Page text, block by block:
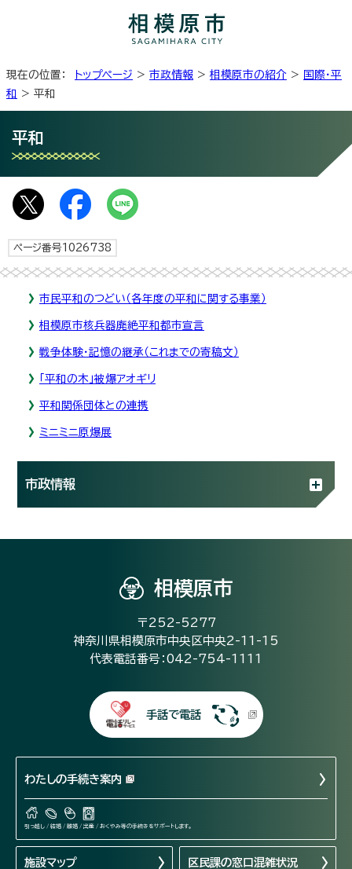
現在の位置： トップページ > 市政情報 > 相模原市の紹介 > 国際・平
和 > 平和
平和
ページ番号1026738
市民平和のつどい（各年度の平和に関する事業）
相模原市核兵器廃絶平和都市宣言
戦争体験・記憶の継承（これまでの寄稿文）
「平和の木」被爆アオギリ
平和関係団体との連携
ミニミニ原爆展
市政情報
相模原市
〒252-5277
神奈川県相模原市中央区中央2-11-15
代表電話番号：042-754-1111
手話で電話
わたしの手続き案内
引っ越し / 結婚 / 離婚 / 出産 / おくやみ等の手続きをサポートします。
施設マップ 区民課の窓口混雑状況